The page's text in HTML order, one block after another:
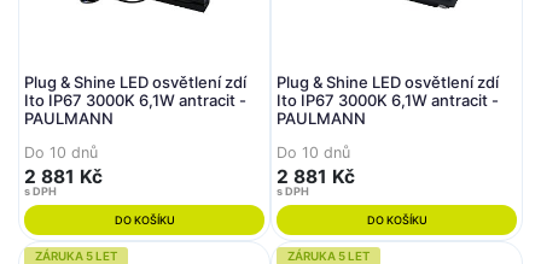
Plug & Shine LED osvětlení zdí
Ito IP67 3000K 6,1W antracit -
PAULMANN
Do 10 dnů
2 881 Kč
s DPH
DO KOŠÍKU
Plug & Shine LED osvětlení zdí
Ito IP67 3000K 6,1W antracit -
PAULMANN
Do 10 dnů
2 881 Kč
s DPH
DO KOŠÍKU
ZÁRUKA 5 LET ZÁRUKA 5 LET